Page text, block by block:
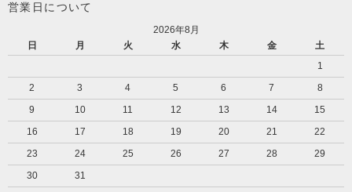
営業日について
2026年8月
日
月 火 水 木 金
土
1
2
3 4 5 6 7
8
9
10 11 12 13 14
15
16
17 18 19 20 21
22
23
24 25 26 27 28
29
30
31